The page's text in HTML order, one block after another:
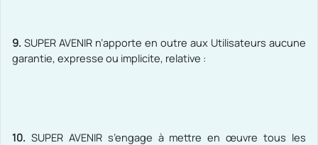
9. SUPER AVENIR n’apporte en outre aux Utilisateurs aucune
garantie, expresse ou implicite, relative :
10. SUPER AVENIR s’engage à mettre en œuvre tous les